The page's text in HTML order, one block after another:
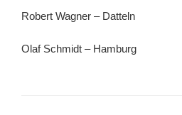
Robert Wagner – Datteln
Olaf Schmidt – Hamburg